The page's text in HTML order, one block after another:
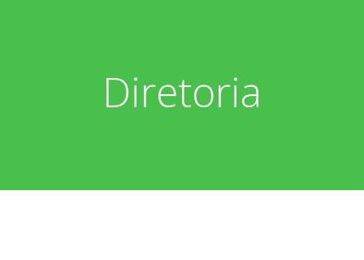
Fotos
Associados
Diretoria